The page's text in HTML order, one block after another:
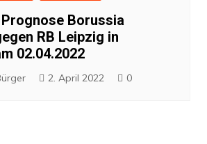
Borussia
RB Leipzig in
02.04.2022
2. April 2022 0